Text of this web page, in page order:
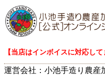
【当店はインボイスに対応して
運営会社：小池手造り農産